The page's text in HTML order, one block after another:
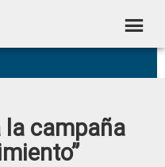
la campaña